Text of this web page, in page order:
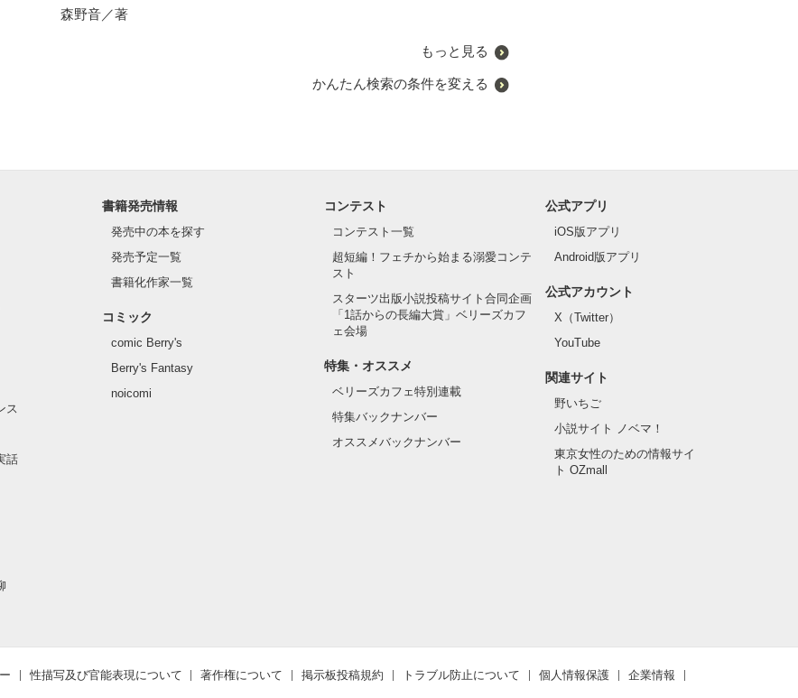
以前出していたしたものの長編バージョンになります。
ようです。
森野音／著
もっと見る
かんたん検索の条件を変える
ス
話
書籍発売情報
発売中の本を探す
発売予定一覧
書籍化作家一覧
コミック
comic Berry's
Berry's Fantasy
noicomi
コンテスト
コンテスト一覧
超短編！フェチから始まる溺愛コンテ
スト
スターツ出版小説投稿サイト合同企画
「1話からの長編大賞」ベリーズカフ
ェ会場
特集・オススメ
ベリーズカフェ特別連載
特集バックナンバー
オススメバックナンバー
公式アプリ
iOS版アプリ
Android版アプリ
公式アカウント
X（Twitter）
YouTube
関連サイト
野いちご
小説サイト ノベマ！
東京女性のための情報サイ
ト OZmall
性描写及び官能表現について 著作権について 掲示板投稿規約 トラブル防止について 個人情報保護 企業情報